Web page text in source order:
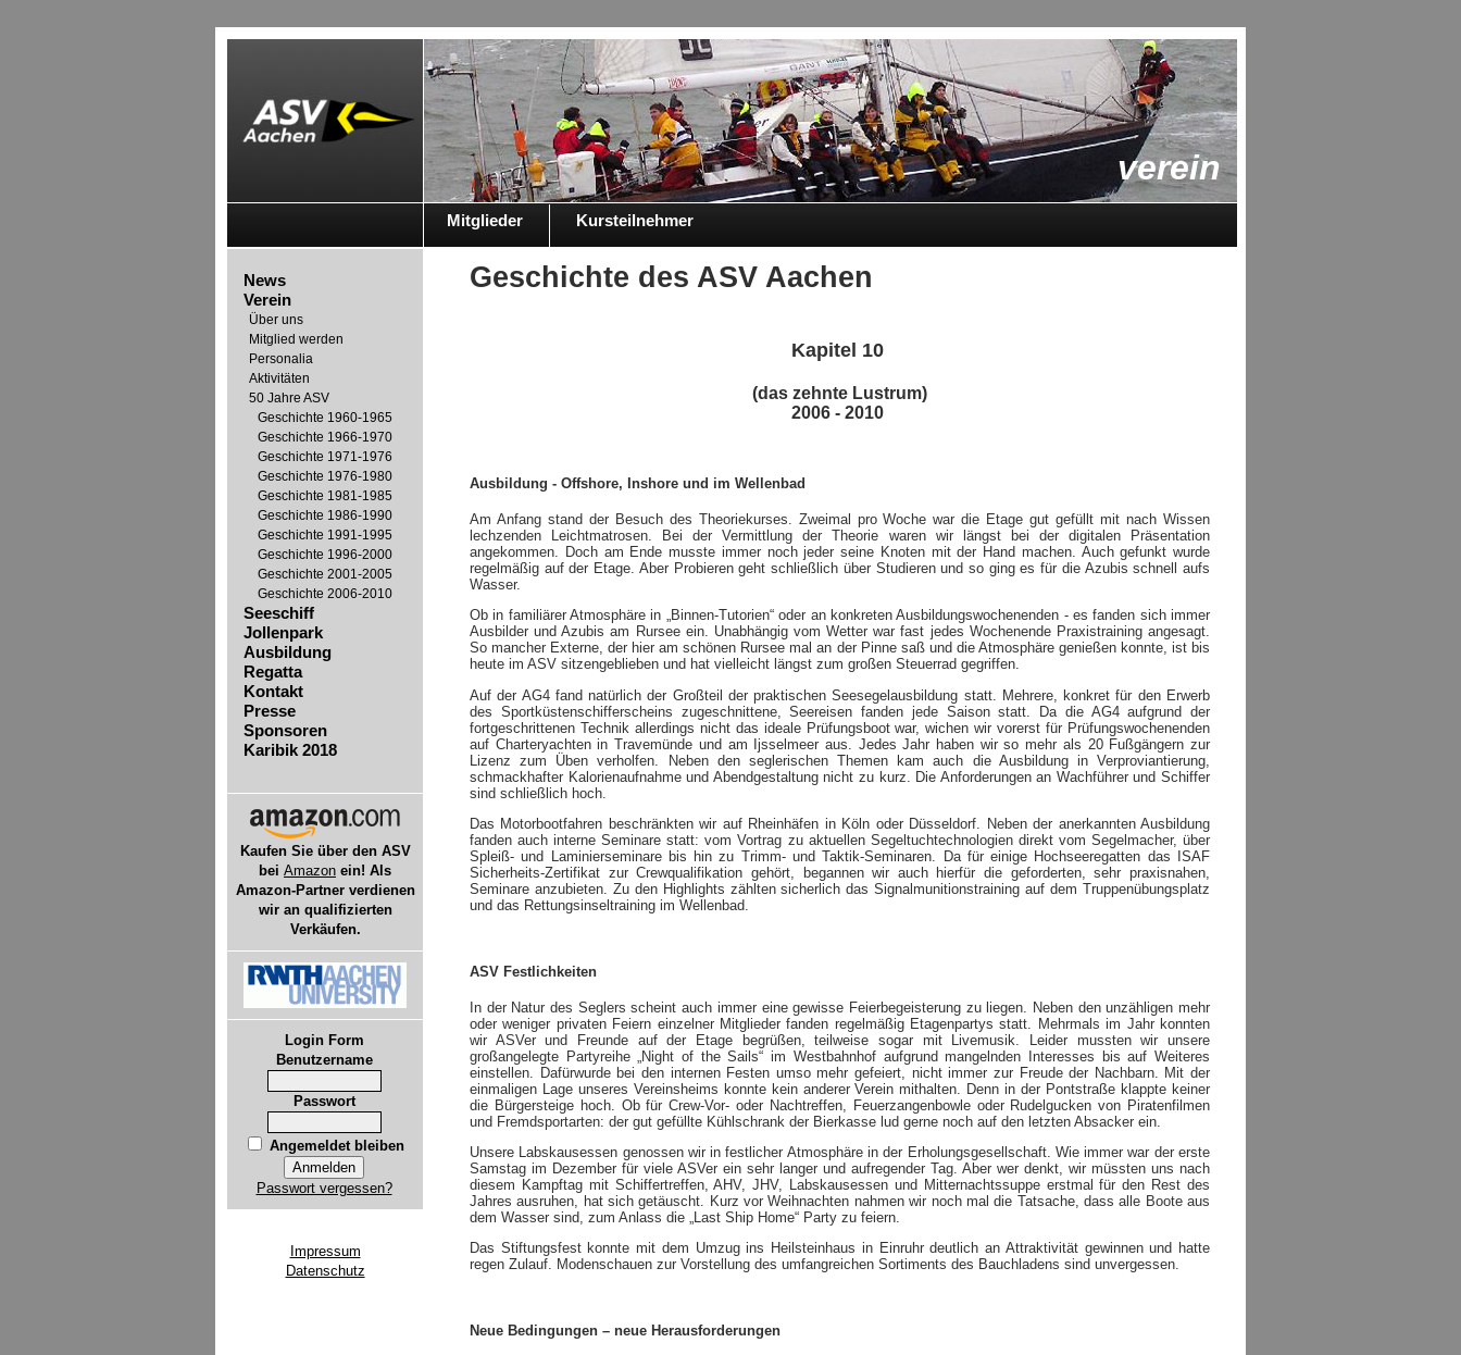
verein
Mitglieder Kursteilnehmer
News
Verein
Über uns
Mitglied werden
Personalia
Aktivitäten
50 Jahre ASV
Geschichte 1960-1965
Geschichte 1966-1970
Geschichte 1971-1976
Geschichte 1976-1980
Geschichte 1981-1985
Geschichte 1986-1990
Geschichte 1991-1995
Geschichte 1996-2000
Geschichte 2001-2005
Geschichte 2006-2010
Seeschiff
Jollenpark
Ausbildung
Regatta
Kontakt
Presse
Sponsoren
Karibik 2018
Kaufen Sie über den ASV
bei Amazon ein! Als
Amazon-Partner verdienen
wir an qualifizierten
Verkäufen.
Login Form
Benutzername
Passwort
Angemeldet bleiben
Passwort vergessen?
Impressum
Datenschutz
Geschichte des ASV Aachen
Kapitel 10
(das zehnte Lustrum)
2006 - 2010
Ausbildung - Offshore, Inshore und im Wellenbad
Am Anfang stand der Besuch des Theoriekurses. Zweimal pro Woche war die Etage gut gefüllt mit nach Wissen
lechzenden Leichtmatrosen. Bei der Vermittlung der Theorie waren wir längst bei der digitalen Präsentation
angekommen. Doch am Ende musste immer noch jeder seine Knoten mit der Hand machen. Auch gefunkt wurde
regelmäßig auf der Etage. Aber Probieren geht schließlich über Studieren und so ging es für die Azubis schnell aufs
Wasser.
Ob in familiärer Atmosphäre in „Binnen-Tutorien“ oder an konkreten Ausbildungswochenenden - es fanden sich immer
Ausbilder und Azubis am Rursee ein. Unabhängig vom Wetter war fast jedes Wochenende Praxistraining angesagt.
So mancher Externe, der hier am schönen Rursee mal an der Pinne saß und die Atmosphäre genießen konnte, ist bis
heute im ASV sitzengeblieben und hat vielleicht längst zum großen Steuerrad gegriffen.
Auf der AG4 fand natürlich der Großteil der praktischen Seesegelausbildung statt. Mehrere, konkret für den Erwerb
des Sportküstenschifferscheins zugeschnittene, Seereisen fanden jede Saison statt. Da die AG4 aufgrund der
fortgeschrittenen Technik allerdings nicht das ideale Prüfungsboot war, wichen wir vorerst für Prüfungswochenenden
auf Charteryachten in Travemünde und am Ijsselmeer aus. Jedes Jahr haben wir so mehr als 20 Fußgängern zur
Lizenz zum Üben verholfen. Neben den seglerischen Themen kam auch die Ausbildung in Verproviantierung,
schmackhafter Kalorienaufnahme und Abendgestaltung nicht zu kurz. Die Anforderungen an Wachführer und Schiffer
sind schließlich hoch.
Das Motorbootfahren beschränkten wir auf Rheinhäfen in Köln oder Düsseldorf. Neben der anerkannten Ausbildung
fanden auch interne Seminare statt: vom Vortrag zu aktuellen Segeltuchtechnologien direkt vom Segelmacher, über
Spleiß- und Laminierseminare bis hin zu Trimm- und Taktik-Seminaren. Da für einige Hochseeregatten das ISAF
Sicherheits-Zertifikat zur Crewqualifikation gehört, begannen wir auch hierfür die geforderten, sehr praxisnahen,
Seminare anzubieten. Zu den Highlights zählten sicherlich das Signalmunitionstraining auf dem Truppenübungsplatz
und das Rettungsinseltraining im Wellenbad.
ASV Festlichkeiten
In der Natur des Seglers scheint auch immer eine gewisse Feierbegeisterung zu liegen. Neben den unzähligen mehr
oder weniger privaten Feiern einzelner Mitglieder fanden regelmäßig Etagenpartys statt. Mehrmals im Jahr konnten
wir ASVer und Freunde auf der Etage begrüßen, teilweise sogar mit Livemusik. Leider mussten wir unsere
großangelegte Partyreihe „Night of the Sails“ im Westbahnhof aufgrund mangelnden Interesses bis auf Weiteres
einstellen. Dafürwurde bei den internen Festen umso mehr gefeiert, nicht immer zur Freude der Nachbarn. Mit der
einmaligen Lage unseres Vereinsheims konnte kein anderer Verein mithalten. Denn in der Pontstraße klappte keiner
die Bürgersteige hoch. Ob für Crew-Vor- oder Nachtreffen, Feuerzangenbowle oder Rudelgucken von Piratenfilmen
und Fremdsportarten: der gut gefüllte Kühlschrank der Bierkasse lud gerne noch auf den letzten Absacker ein.
Unsere Labskausessen genossen wir in festlicher Atmosphäre in der Erholungsgesellschaft. Wie immer war der erste
Samstag im Dezember für viele ASVer ein sehr langer und aufregender Tag. Aber wer denkt, wir müssten uns nach
diesem Kampftag mit Schiffertreffen, AHV, JHV, Labskausessen und Mitternachtssuppe erstmal für den Rest des
Jahres ausruhen, hat sich getäuscht. Kurz vor Weihnachten nahmen wir noch mal die Tatsache, dass alle Boote aus
dem Wasser sind, zum Anlass die „Last Ship Home“ Party zu feiern.
Das Stiftungsfest konnte mit dem Umzug ins Heilsteinhaus in Einruhr deutlich an Attraktivität gewinnen und hatte
regen Zulauf. Modenschauen zur Vorstellung des umfangreichen Sortiments des Bauchladens sind unvergessen.
Neue Bedingungen – neue Herausforderungen